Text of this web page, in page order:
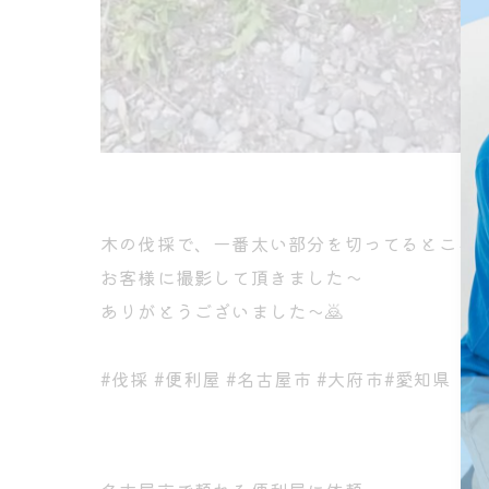
木の伐採で、一番太い部分を切ってるところ
お客様に撮影して頂きました〜
ありがとうございました〜🙇
#伐採 #便利屋 #名古屋市 #大府市#愛知県